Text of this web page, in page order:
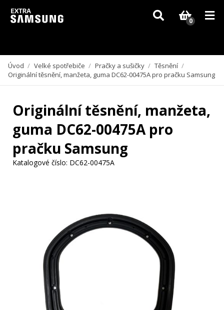
Vzhledem k aktuální situaci se může dodání dílů, které nejsou skladem,
zpozdit. Děkujeme za pochopení.
0
Úvod / Velké spotřebiče / Pračky a sušičky / Těsnění /
Originální těsnění, manžeta, guma DC62-00475A pro pračku Samsung
Originální těsnění, manžeta,
guma DC62-00475A pro
pračku Samsung
Katalogové číslo: DC62-00475A